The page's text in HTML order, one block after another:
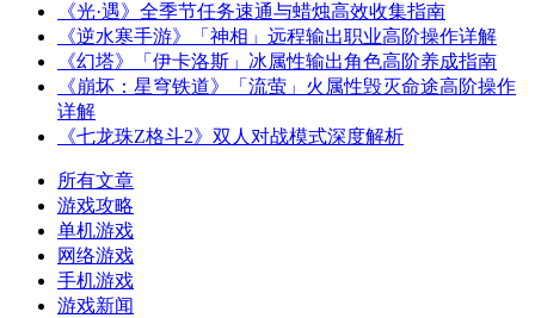
《光·遇》全季节任务速通与蜡烛高效收集指南
《逆水寒手游》「神相」远程输出职业高阶操作详解
《幻塔》「伊卡洛斯」冰属性输出角色高阶养成指南
《崩坏：星穹铁道》「流萤」火属性毁灭命途高阶操作
详解
《七龙珠Z格斗2》双人对战模式深度解析
所有文章
游戏攻略
单机游戏
网络游戏
手机游戏
游戏新闻